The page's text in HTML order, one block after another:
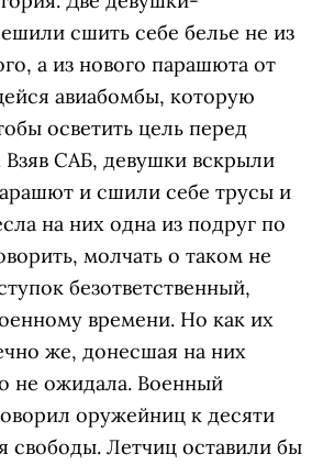
сшить себе белье не из
а из нового парашюта от
авиабомбы, которую
осветить цель перед
САБ, девушки вскрыли
и сшили себе трусы и
на них одна из подруг по
молчать о таком не
безответственный,
времени. Но как их
же, донесшая на них
не ожидала. Военный
оружейниц к десяти
свободы. Летчиц оставили бы